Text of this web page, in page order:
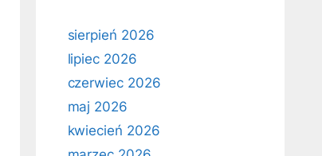
sierpień 2026
lipiec 2026
czerwiec 2026
maj 2026
kwiecień 2026